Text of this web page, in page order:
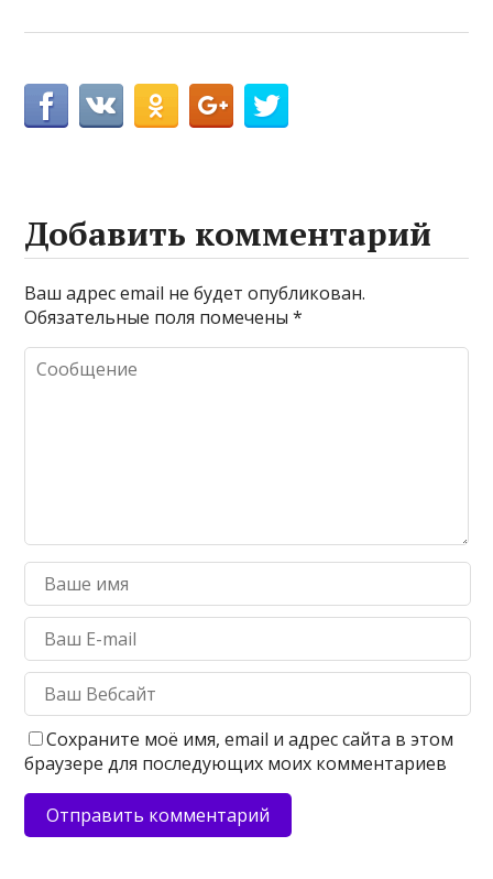
Добавить комментарий
Ваш адрес email не будет опубликован.
Обязательные поля помечены*
Сохраните моё имя, email и адрес сайта в этом
браузере для последующих моих комментариев